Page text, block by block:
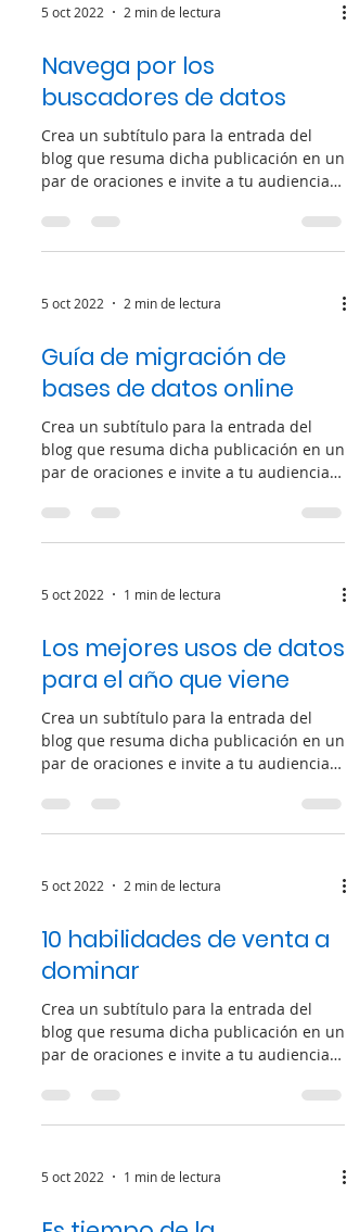
5 oct 2022 2 min de lectura
Navega por los
buscadores de datos
Crea un subtítulo para la entrada del
blog que resuma dicha publicación en un
par de oraciones e invite a tu audiencia a
5 oct 2022 2 min de lectura
Guía de migración de
bases de datos online
Crea un subtítulo para la entrada del
blog que resuma dicha publicación en un
par de oraciones e invite a tu audiencia a
5 oct 2022 1 min de lectura
Los mejores usos de datos
para el año que viene
Crea un subtítulo para la entrada del
blog que resuma dicha publicación en un
par de oraciones e invite a tu audiencia a
5 oct 2022 2 min de lectura
10 habilidades de venta a
dominar
Crea un subtítulo para la entrada del
blog que resuma dicha publicación en un
par de oraciones e invite a tu audiencia a
5 oct 2022 1 min de lectura